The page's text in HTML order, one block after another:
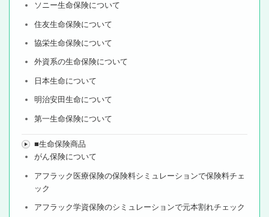
ソニー生命保険について
住友生命保険について
協栄生命保険について
外資系の生命保険について
日本生命について
明治安田生命について
第一生命保険について
■生命保険商品
がん保険について
アフラック医療保険の保険料シミュレーションで保険料チェ
ック
アフラック学資保険のシミュレーションで元本割れチェック